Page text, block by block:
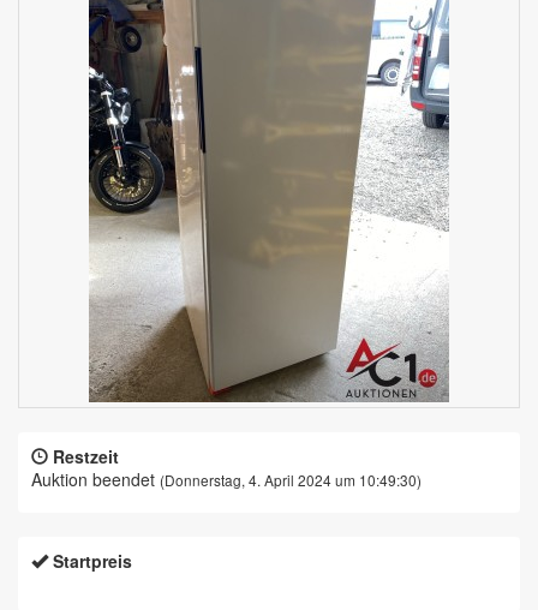
Restzeit
Auktion beendet (Donnerstag, 4. April 2024 um 10:49:30)
Startpreis